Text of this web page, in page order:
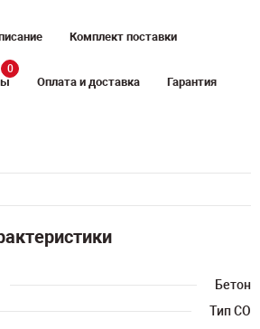
Комплект поставки
0
Оплата и доставка Гарантия
Бетон
Тип СО